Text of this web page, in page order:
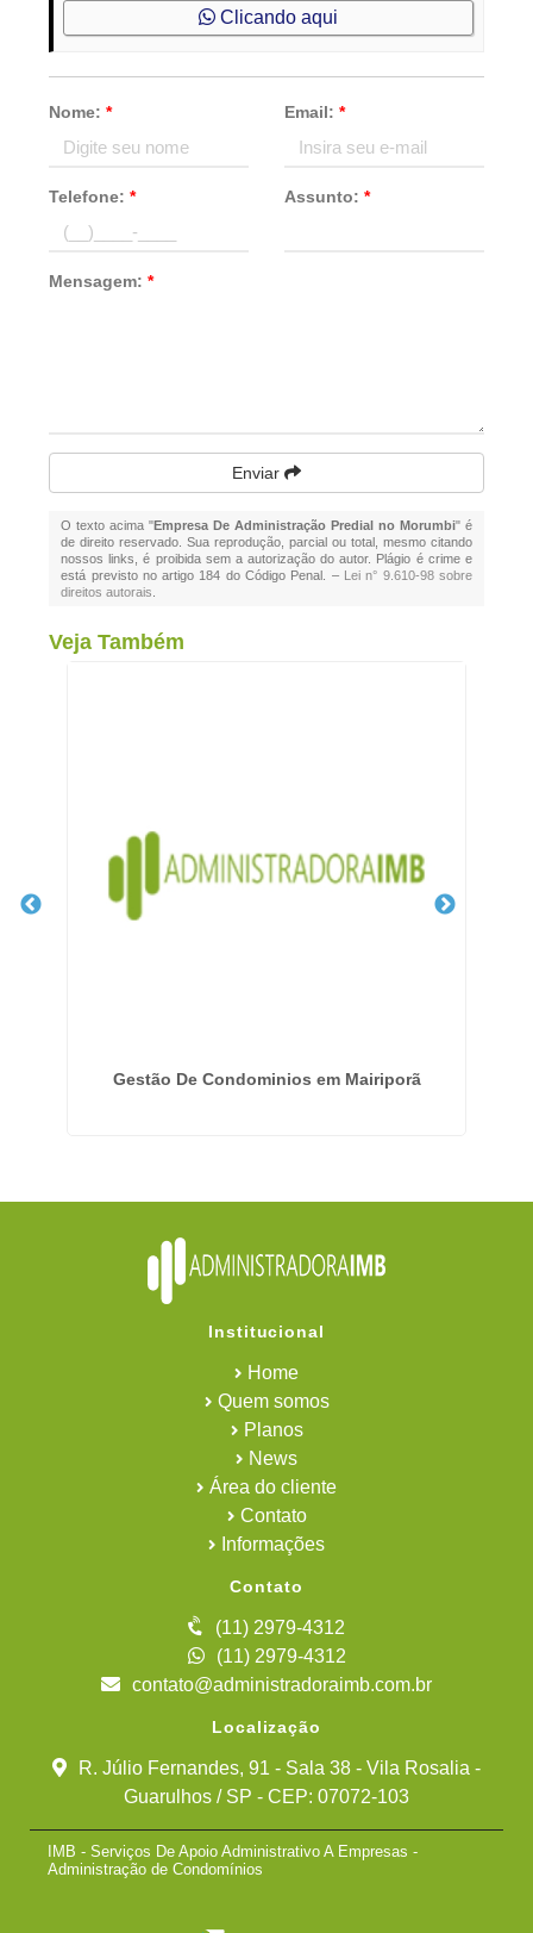
Clicando aqui
Nome:* Email: *
Telefone:* Assunto: *
Mensagem:*
Enviar
O texto acima "Empresa De Administração Predial no Morumbi" é
de direito reservado. Sua reprodução, parcial ou total, mesmo citando
nossos links, é proibida sem a autorização do autor. Plágio é crime e
está previsto no artigo 184 do Código Penal. – Lei n° 9.610-98 sobre
direitos autorais
Veja Também
Gestão De Condominios em Mairiporã
Institucional
Home
Quem somos
Planos
News
Área do cliente
Contato
Informações
Contato
(11) 2979-4312
(11) 2979-4312
contato@administradoraimb.com.br
Localização
R. Júlio Fernandes, 91 - Sala 38 - Vila Rosalia -
Guarulhos / SP - CEP: 07072-103
IMB - Serviços De Apoio Administrativo A Empresas -
Administração de Condomínios